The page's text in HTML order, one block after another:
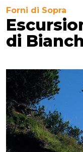
Forni di Sopra
di